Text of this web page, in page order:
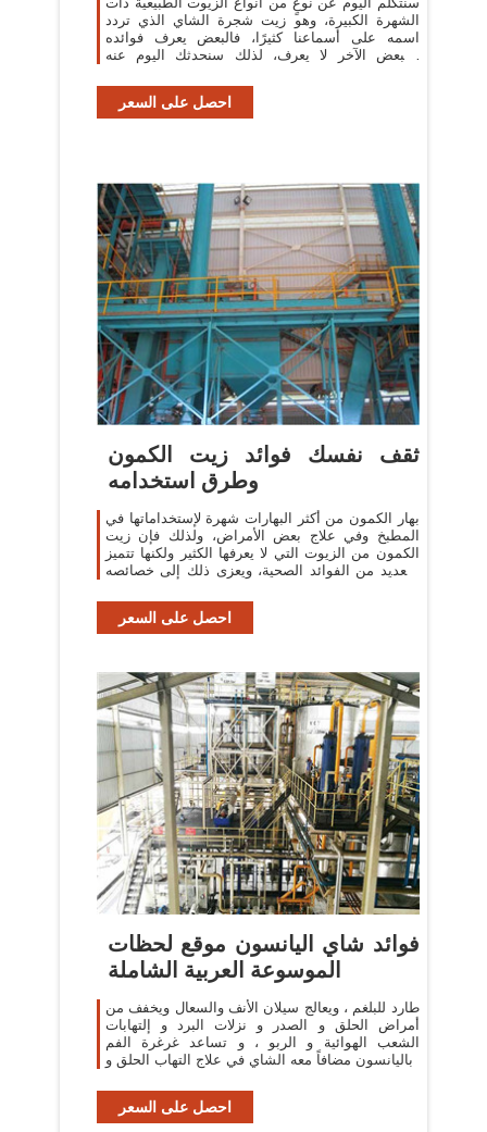
الشهرة الكبيرة، وهو زيت شجرة الشاي الذي تردد
اسمه على أسماعنا كثيرًا، فالبعض يعرف فوائده
والبعض الآخر لا يعرف، لذلك سنحدثك اليوم عنه
احصل على السعر
ثقف نفسك فوائد زيت الكمون
وطرق استخدامه
بهار الكمون من أكثر البهارات شهرة لإستخداماتها في
المطبخ وفي علاج بعض الأمراض، ولذلك فإن زيت
الكمون من الزيوت التي لا يعرفها الكثير ولكنها تتميز
بالعديد من الفوائد الصحية، ويعزى ذلك إلى خصائصه
احصل على السعر
فوائد شاي اليانسون موقع لحظات
الموسوعة العربية الشاملة
طارد للبلغم ، ويعالج سيلان الأنف والسعال ويخفف من
أمراض الحلق و الصدر و نزلات البرد و إلتهابات
الشعب الهوائية و الربو ، و تساعد غرغرة الفم
باليانسون مضافاً معه الشاي في علاج التهاب الحلق و
احصل على السعر